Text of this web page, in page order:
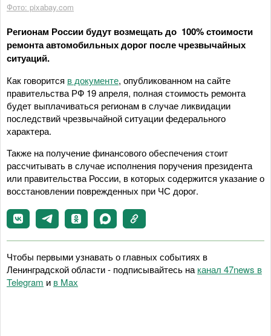
Фото: pixabay.com
Регионам России будут возмещать до 100% стоимости
ремонта автомобильных дорог после чрезвычайных
ситуаций.
Как говорится в документе, опубликованном на сайте
правительства РФ 19 апреля, полная стоимость ремонта
будет выплачиваться регионам в случае ликвидации
последствий чрезвычайной ситуации федерального
характера.
Также на получение финансового обеспечения стоит
рассчитывать в случае исполнения поручения президента
или правительства России, в которых содержится указание о
восстановлении поврежденных при ЧС дорог.
Чтобы первыми узнавать о главных событиях в
Ленинградской области - подписывайтесь на канал 47news в
Telegram и в Maх